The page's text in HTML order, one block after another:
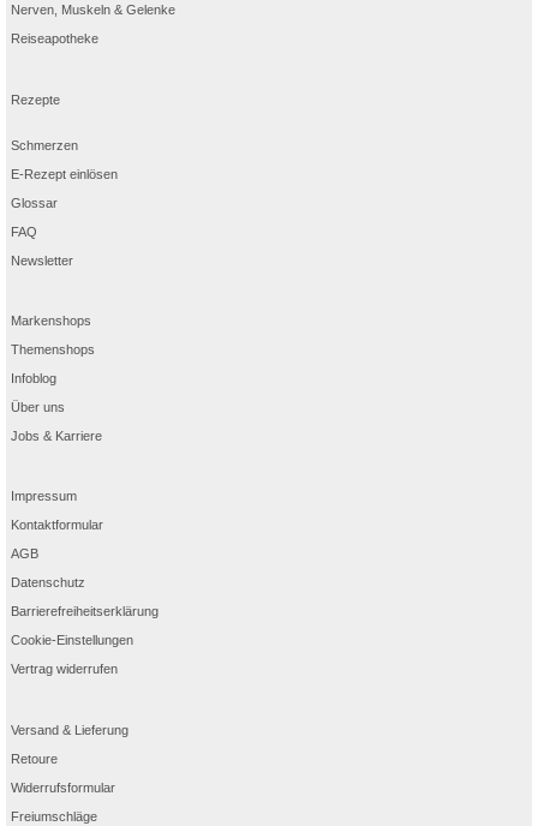
Nerven, Muskeln & Gelenke
Reiseapotheke
Rezepte
Schmerzen
E-Rezept einlösen
Glossar
FAQ
Newsletter
Markenshops
Themenshops
Infoblog
Über uns
Jobs & Karriere
Impressum
Kontaktformular
AGB
Datenschutz
Barrierefreiheitserklärung
Cookie-Einstellungen
Vertrag widerrufen
Versand & Lieferung
Retoure
Widerrufsformular
Freiumschläge